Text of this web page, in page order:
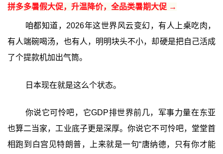
拼多多暑假大促，升温降价，全品类暑期大促 →
咱都知道，2026年这世界风云变幻，有人上桌吃肉，
有人端碗喝汤，也有人，明明块头不小，却硬是把自己活成
了个提款机加出气筒。
日本现在就是这么个状态。
你说它可怜吧，它GDP排世界前几，军事力量在东亚
也算二当家，工业底子更是深厚。你说它不可怜吧，堂堂首
相跑到白宫见特朗普，上来就是一句“唐纳德，只有你才能